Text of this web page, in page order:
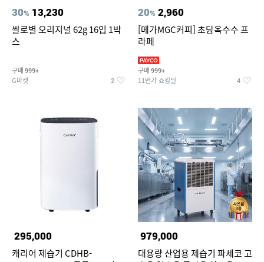
30% 13,230
쌀로별 오리지널 62g 16입 1박
스
구매 999+
G마켓 2
20% 2,960
[메가MGC커피] 초당옥수수 프
라페
구매 999+
11번가 쇼킹딜 4
295,000
캐리어 제습기 CDHB-
979,000
대용량 산업용 제습기 파세코 고